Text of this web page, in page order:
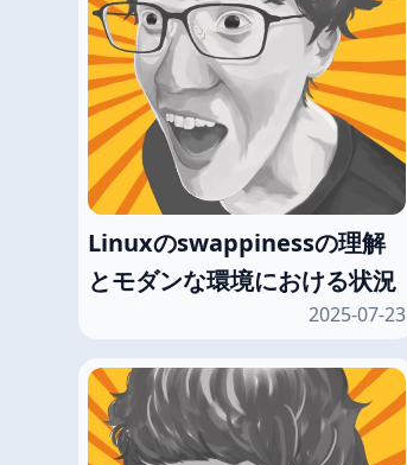
Linuxのswappinessの理解
とモダンな環境における状況
2025-07-23